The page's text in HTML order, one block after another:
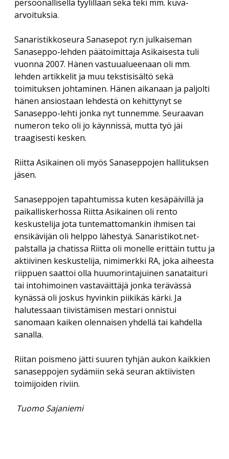
Paikalliskerhovetäjien tapaaminen 2018
Paikalliskerhovetäjien tapaaminen 2017
Paikalliskerhovetäjien tapaaminen 2013
Veikko Sonninen: Vaakasuoraan: Copyright (13 kirjainta)
Jukka Voipio: Fakkisanakisan satoa
Jussi Kokkonen: Satu leivättömän pöydän äärestä
Veikko Nurmi: Epäitsenäiset “sanat”
menu
HANNES TIIRA 1955-2019
PAAVO IISAKKI LUKKAROINEN 1930-2019
TUULI RAUVOLA 1949-2023
Rekisteriseloste
Tietosuojaseloste
persoonallisella tyylillään sekä teki mm. kuva-
arvoituksia.
Sanaristikkoseura Sanasepot ry:n julkaiseman
Sanaseppo-lehden päätoimittaja Asikaisesta tuli
vuonna 2007. Hänen vastuualueenaan oli mm.
lehden artikkelit ja muu tekstisisältö sekä
toimituksen johtaminen. Hänen aikanaan ja paljolti
hänen ansiostaan lehdestä on kehittynyt se
Sanaseppo-lehti jonka nyt tunnemme. Seuraavan
numeron teko oli jo käynnissä, mutta työ jäi
traagisesti kesken.
Riitta Asikainen oli myös Sanaseppojen hallituksen
jäsen.
Sanaseppojen tapahtumissa kuten kesäpäivillä ja
paikalliskerhossa Riitta Asikainen oli rento
keskustelija jota tuntemattomankin ihmisen tai
ensikävijän oli helppo lähestyä. Sanaristikot.net-
palstalla ja chatissa Riitta oli monelle erittäin tuttu ja
aktiivinen keskustelija, nimimerkki RA, joka aiheesta
riippuen saattoi olla huumorintajuinen sanataituri
tai intohimoinen vastaväittäjä jonka terävässä
kynässä oli joskus hyvinkin piikikäs kärki. Ja
halutessaan tiivistämisen mestari onnistui
sanomaan kaiken olennaisen yhdellä tai kahdella
sanalla.
Riitan poismeno jätti suuren tyhjän aukon kaikkien
sanaseppojen sydämiin sekä seuran aktiivisten
toimijoiden riviin.
Tuomo Sajaniemi